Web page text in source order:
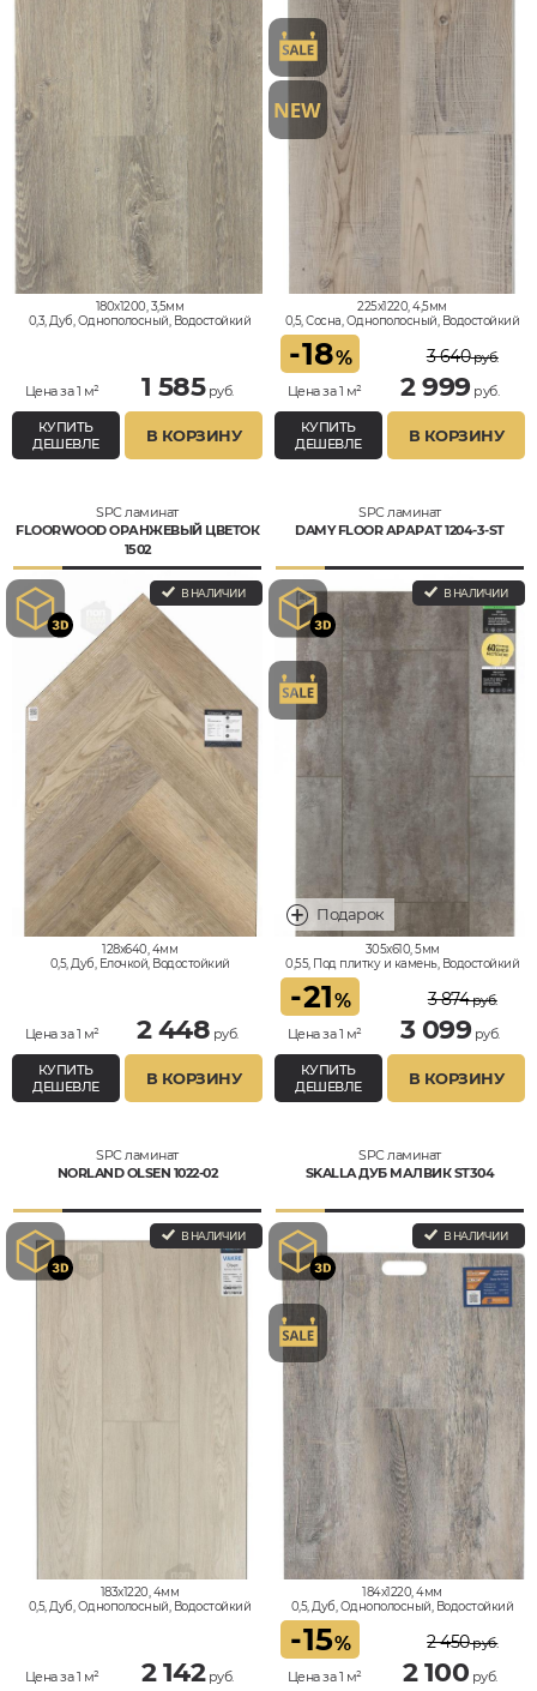
180x1200, 3,5мм
0,3, Дуб, Однополосный, Водостойкий
Цена за 1 м² 1 585руб.
КУПИТЬ
ДЕШЕВЛЕ
В КОРЗИНУ
225x1220, 4,5мм
0,5, Сосна, Однополосный, Водостойкий
-18%
Цена за 1 м²
3 640руб.
2 999руб.
КУПИТЬ
ДЕШЕВЛЕ
В КОРЗИНУ
SPC ламинат
FLOORWOOD ОРАНЖЕВЫЙ ЦВЕТОК
1502
В НАЛИЧИИ
128x640, 4мм
0,5, Дуб, Елочкой, Водостойкий
Цена за 1 м² 2 448 руб.
КУПИТЬ
ДЕШЕВЛЕ
В КОРЗИНУ
SPC ламинат
DAMY FLOOR АРАРАТ 1204-3-ST
В НАЛИЧИИ
305x610, 5мм
0,55, Под плитку и камень, Водостойкий
-21%
Цена за 1 м²
3 874руб.
3 099руб.
КУПИТЬ
ДЕШЕВЛЕ
В КОРЗИНУ
SPC ламинат
NORLAND OLSEN 1022-02
В НАЛИЧИИ
183x1220, 4мм
0,5, Дуб, Однополосный, Водостойкий
Цена за 1 м² 2 142руб.
SPC ламинат
SKALLA ДУБ МАЛВИК ST304
В НАЛИЧИИ
184x1220, 4мм
0,5, Дуб, Однополосный, Водостойкий
-15%
Цена за 1 м²
2 450руб.
2 100 руб.